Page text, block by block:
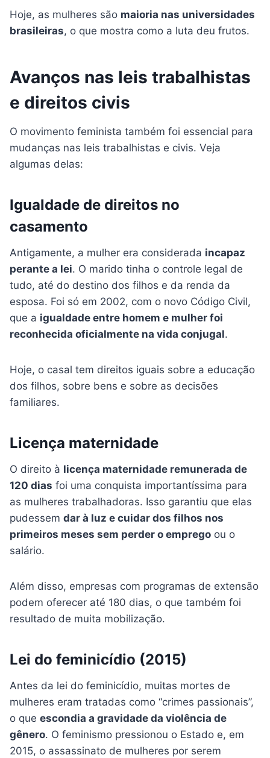
Hoje, as mulheres são maioria nas universidades
brasileiras, o que mostra como a luta deu frutos.
Avanços nas leis trabalhistas
e direitos civis
O movimento feminista também foi essencial para
mudanças nas leis trabalhistas e civis. Veja
algumas delas:
Igualdade de direitos no
casamento
Antigamente, a mulher era considerada incapaz
perante a lei. O marido tinha o controle legal de
tudo, até do destino dos filhos e da renda da
esposa. Foi só em 2002, com o novo Código Civil,
que a igualdade entre homem e mulher foi
reconhecida oficialmente na vida conjugal.
Hoje, o casal tem direitos iguais sobre a educação
dos filhos, sobre bens e sobre as decisões
familiares.
Licença maternidade
O direito à licença maternidade remunerada de
120 dias foi uma conquista importantíssima para
as mulheres trabalhadoras. Isso garantiu que elas
pudessem dar à luz e cuidar dos filhos nos
primeiros meses sem perder o emprego ou o
salário.
Além disso, empresas com programas de extensão
podem oferecer até 180 dias, o que também foi
resultado de muita mobilização.
Lei do feminicídio (2015)
Antes da lei do feminicídio, muitas mortes de
mulheres eram tratadas como “crimes passionais”,
o que escondia a gravidade da violência de
gênero. O feminismo pressionou o Estado e, em
2015, o assassinato de mulheres por serem